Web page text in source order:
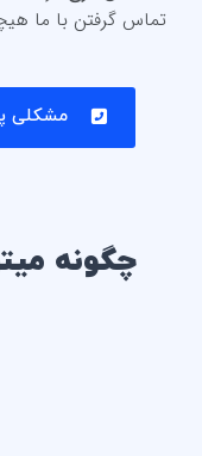
تماس گرفتن با ما
مشکلی
چگونه